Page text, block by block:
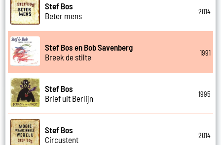
Stef Bos
Beter mens
2014
Stef Bos en Bob Savenberg
Breek de stilte
1991
Stef Bos
Brief uit Berlijn
1995
Stef Bos
Circustent
2014